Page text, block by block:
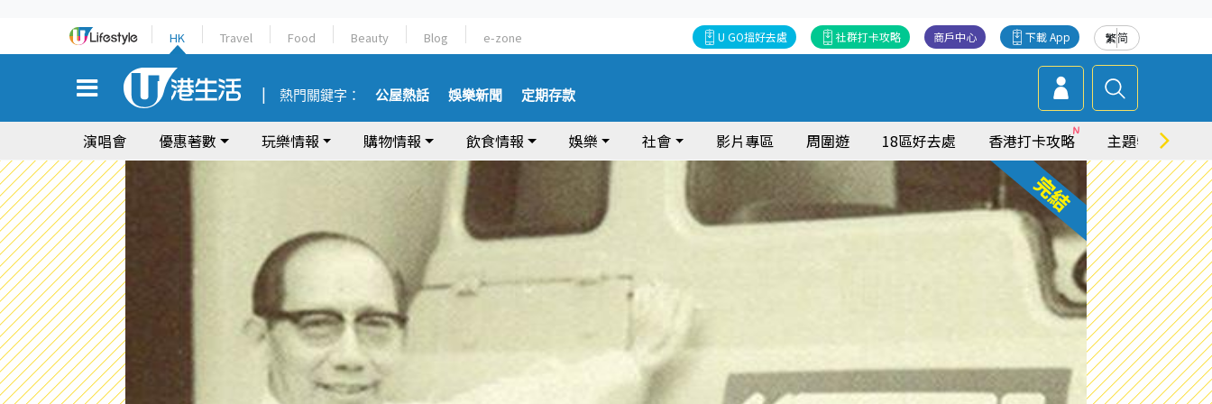
HK Travel Food Beauty Blog e-zone 繁简
下載 App
商戶中心
社群打卡攻略
U GO搵好去處
熱門關鍵字： 公屋熱話 娛樂新聞 定期存款
演唱會 優惠著數 玩樂情報 購物情報 飲食情報 娛樂 社會 影片專區 周圍遊 18區好去處 香港打卡攻略 主題特集